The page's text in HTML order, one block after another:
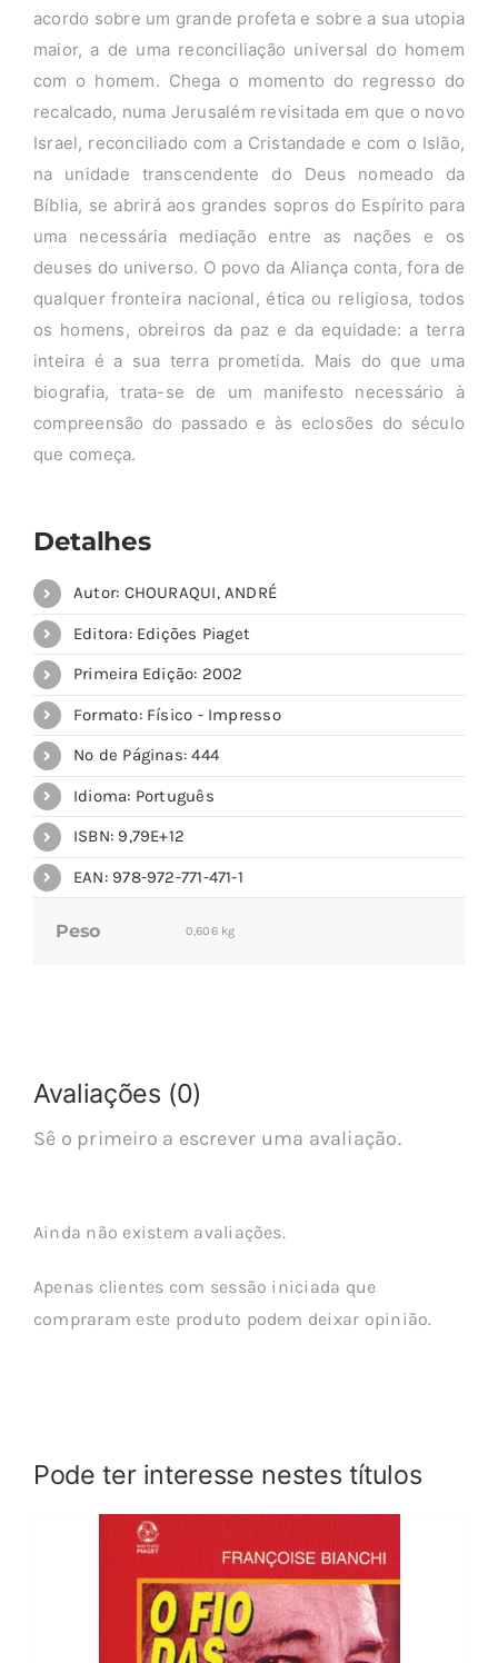
acordo sobre um grande profeta e sobre a sua utopia
maior, a de uma reconciliação universal do homem
com o homem. Chega o momento do regresso do
recalcado, numa Jerusalém revisitada em que o novo
Israel, reconciliado com a Cristandade e com o Islão,
na unidade transcendente do Deus nomeado da
Bíblia, se abrirá aos grandes sopros do Espírito para
uma necessária mediação entre as nações e os
deuses do universo. O povo da Aliança conta, fora de
qualquer fronteira nacional, ética ou religiosa, todos
os homens, obreiros da paz e da equidade: a terra
inteira é a sua terra prometida. Mais do que uma
biografia, trata-se de um manifesto necessário à
compreensão do passado e às eclosões do século
que começa.
Detalhes
Autor: CHOURAQUI, ANDRÉ
Editora: Edições Piaget
Primeira Edição: 2002
Formato: Físico - Impresso
Nº de Páginas: 444
Idioma: Português
ISBN: 9,79E+12
EAN: 978-972-771-471-1
Peso 0,606 kg
Avaliações (0)
Sê o primeiro a escrever uma avaliação.
Ainda não existem avaliações.
Apenas clientes com sessão iniciada que
compraram este produto podem deixar opinião.
Pode ter interesse nestes títulos